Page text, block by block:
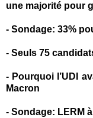
une majorité pour
- Sondage: 33%
- Seuls 75
- Pourquoi l’UDI
Macron
- Sondage: LERM